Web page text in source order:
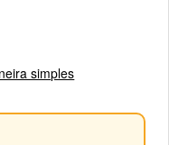
simples